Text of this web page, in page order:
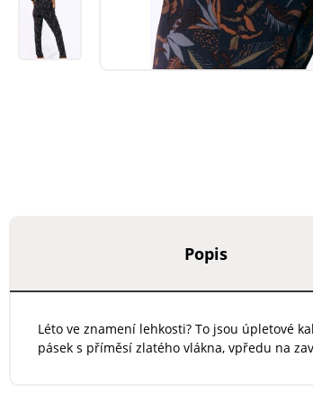
Popis
Léto ve znamení lehkosti? To jsou úpletové
pásek s příměsí zlatého vlákna, vpředu na